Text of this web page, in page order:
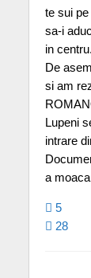
te sui
sa-i
in centru.
De
si am
Lupeni
intrare
a
5
28